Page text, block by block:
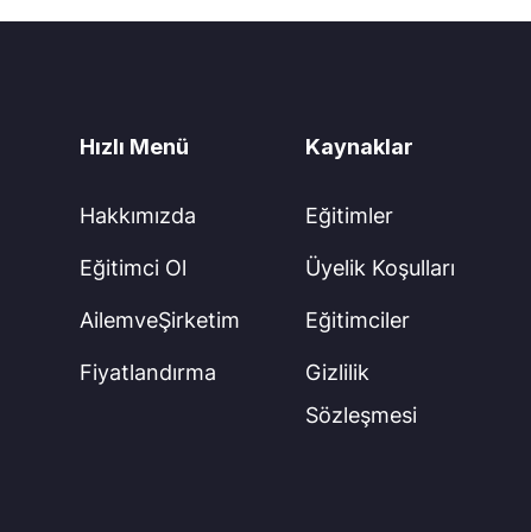
Hızlı Menü
Hakkımızda
Eğitimci Ol
AilemveŞirketim
Fiyatlandırma
Kaynaklar
Eğitimler
Üyelik Koşulları
Eğitimciler
Gizlilik
Sözleşmesi